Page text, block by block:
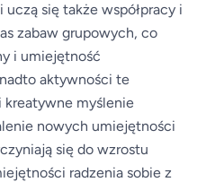
się także współpracy i
zabaw grupowych, co
i umiejętność
aktywności te
myślenie
nowych umiejętności
się do wzrostu
radzenia sobie z